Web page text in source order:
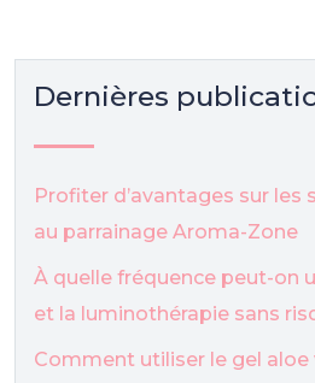
Dernières
Profiter d’avantages sur les
au parrainage Aroma-Zone
À quelle fréquence peut-on
et la luminothérapie sans
Comment utiliser le gel aloe